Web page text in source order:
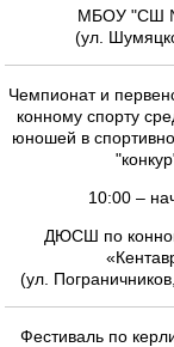
МБОУ "СШ
(ул.
Чемпионат и
конному спорту
юношей в
10:00 –
ДЮСШ по
(ул.
Фестиваль по